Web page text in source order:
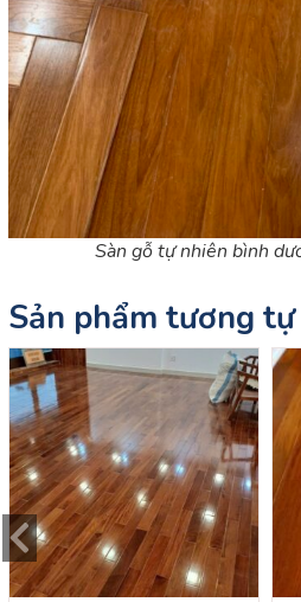
Sàn gỗ tự nhiên bình
Sản phẩm tương tự